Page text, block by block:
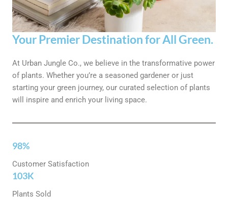
Your Premier Destination for All Green.
At Urban Jungle Co., we believe in the transformative power
of plants. Whether you’re a seasoned gardener or just
starting your green journey, our curated selection of plants
will inspire and enrich your living space.
98%
Customer Satisfaction
103K
Plants Sold